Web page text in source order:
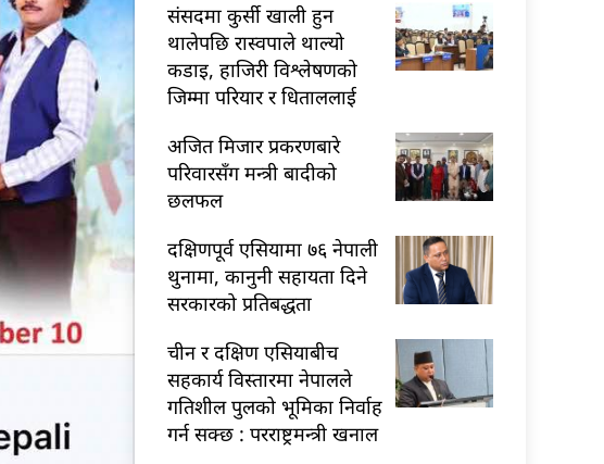
संसदमा कुर्सी खाली हुन
थालेपछि रास्वपाले थाल्यो
कडाइ, हाजिरी विश्लेषणको
जिम्मा परियार र धिताललाई
अजित मिजार प्रकरणबारे
परिवारसँग मन्त्री बादीको
छलफल
दक्षिणपूर्व एसियामा ७६ नेपाली
थुनामा, कानुनी सहायता दिने
सरकारको प्रतिबद्धता
चीन र दक्षिण एसियाबीच
सहकार्य विस्तारमा नेपालले
गतिशील पुलको भूमिका निर्वाह
गर्न सक्छ : परराष्ट्रमन्त्री खनाल